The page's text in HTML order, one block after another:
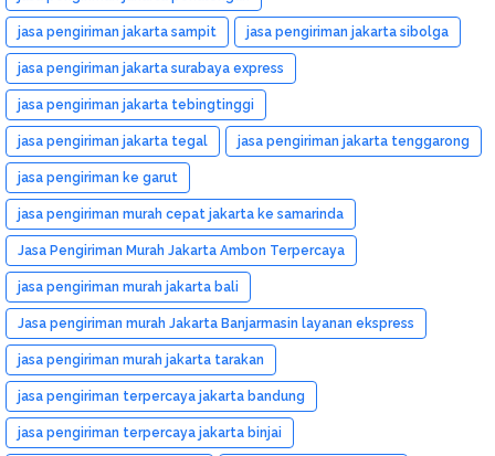
jasa pengiriman jakarta sampit jasa pengiriman jakarta sibolga
jasa pengiriman jakarta surabaya express
jasa pengiriman jakarta tebingtinggi
jasa pengiriman jakarta tegal jasa pengiriman jakarta tenggarong
jasa pengiriman ke garut
jasa pengiriman murah cepat jakarta ke samarinda
Jasa Pengiriman Murah Jakarta Ambon Terpercaya
jasa pengiriman murah jakarta bali
Jasa pengiriman murah Jakarta Banjarmasin layanan ekspress
jasa pengiriman murah jakarta tarakan
jasa pengiriman terpercaya jakarta bandung
jasa pengiriman terpercaya jakarta binjai